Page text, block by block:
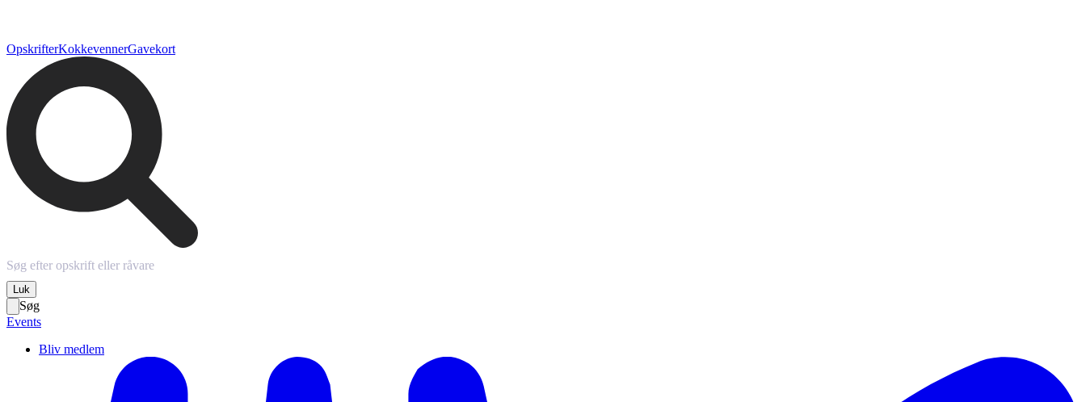
OpskrifterKokkevennerGavekort
Luk
Søg
Events
Bliv medlem